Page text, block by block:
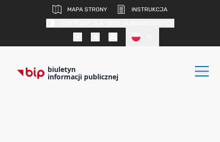
MAPA STRONY
INSTRUKCJA
biuletyn
informacji publicznej